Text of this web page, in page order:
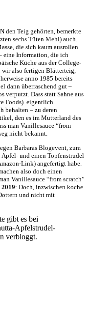
den Teig gehörten, bemerkte
sechs Tüten Mehl) auch.
die sich kaum ausrollen
eine Information, die ich
Küche aus der College-
also fertigen Blätterteig,
anno 1985 bereits
dann überraschend gut –
verputzt. Dass statt Sahne aus
Foods) eigentlich
behalten – zu deren
den es im Mutterland des
man Vanillesauce “from
nicht bekannt.
Barbaras Blogevent, zum
und einen Topfenstrudel
Link) angefertigt habe.
also doch einen
Vanillesauce “from scratch”
2019: Doch, inzwischen koche
und nicht mit
gibt es bei
Apfelstrudel-
verbloggt.